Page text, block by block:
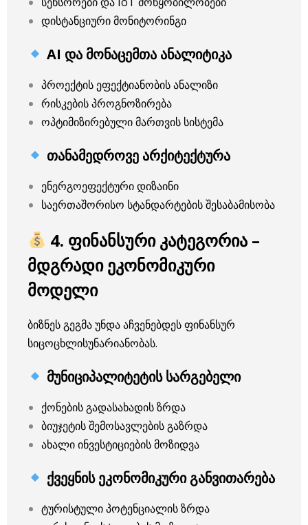
დისტანციური მონიტორინგი
AI და მონაცემთა ანალიტიკა
პროექტის ეფექტიანობის ანალიზი
რისკების პროგნოზირება
ოპტიმიზირებული მართვის სისტემა
თანამედროვე არქიტექტურა
ენერგოეფექტური დიზაინი
საერთაშორისო სტანდარტების შესაბამისობა
4. ფინანსური კატეგორია –
მდგრადი ეკონომიკური
მოდელი
ბიზნეს გეგმა უნდა აჩვენებდეს ფინანსურ
სიცოცხლისუნარიანობას.
მუნიციპალიტეტის სარგებელი
ქონების გადასახადის ზრდა
ბიუჯეტის შემოსავლების გაზრდა
ახალი ინვესტიციების მოზიდვა
ქვეყნის ეკონომიკური განვითარება
ტურისტული პოტენციალის ზრდა